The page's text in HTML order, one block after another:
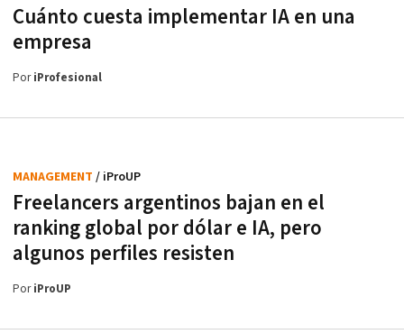
Cuánto cuesta implementar IA en una
empresa
PoriProfesional
Freelancers argentinos bajan en el
ranking global por dólar e IA, pero
algunos perfiles resisten
MANAGEMENT / iProUP
PoriProUP